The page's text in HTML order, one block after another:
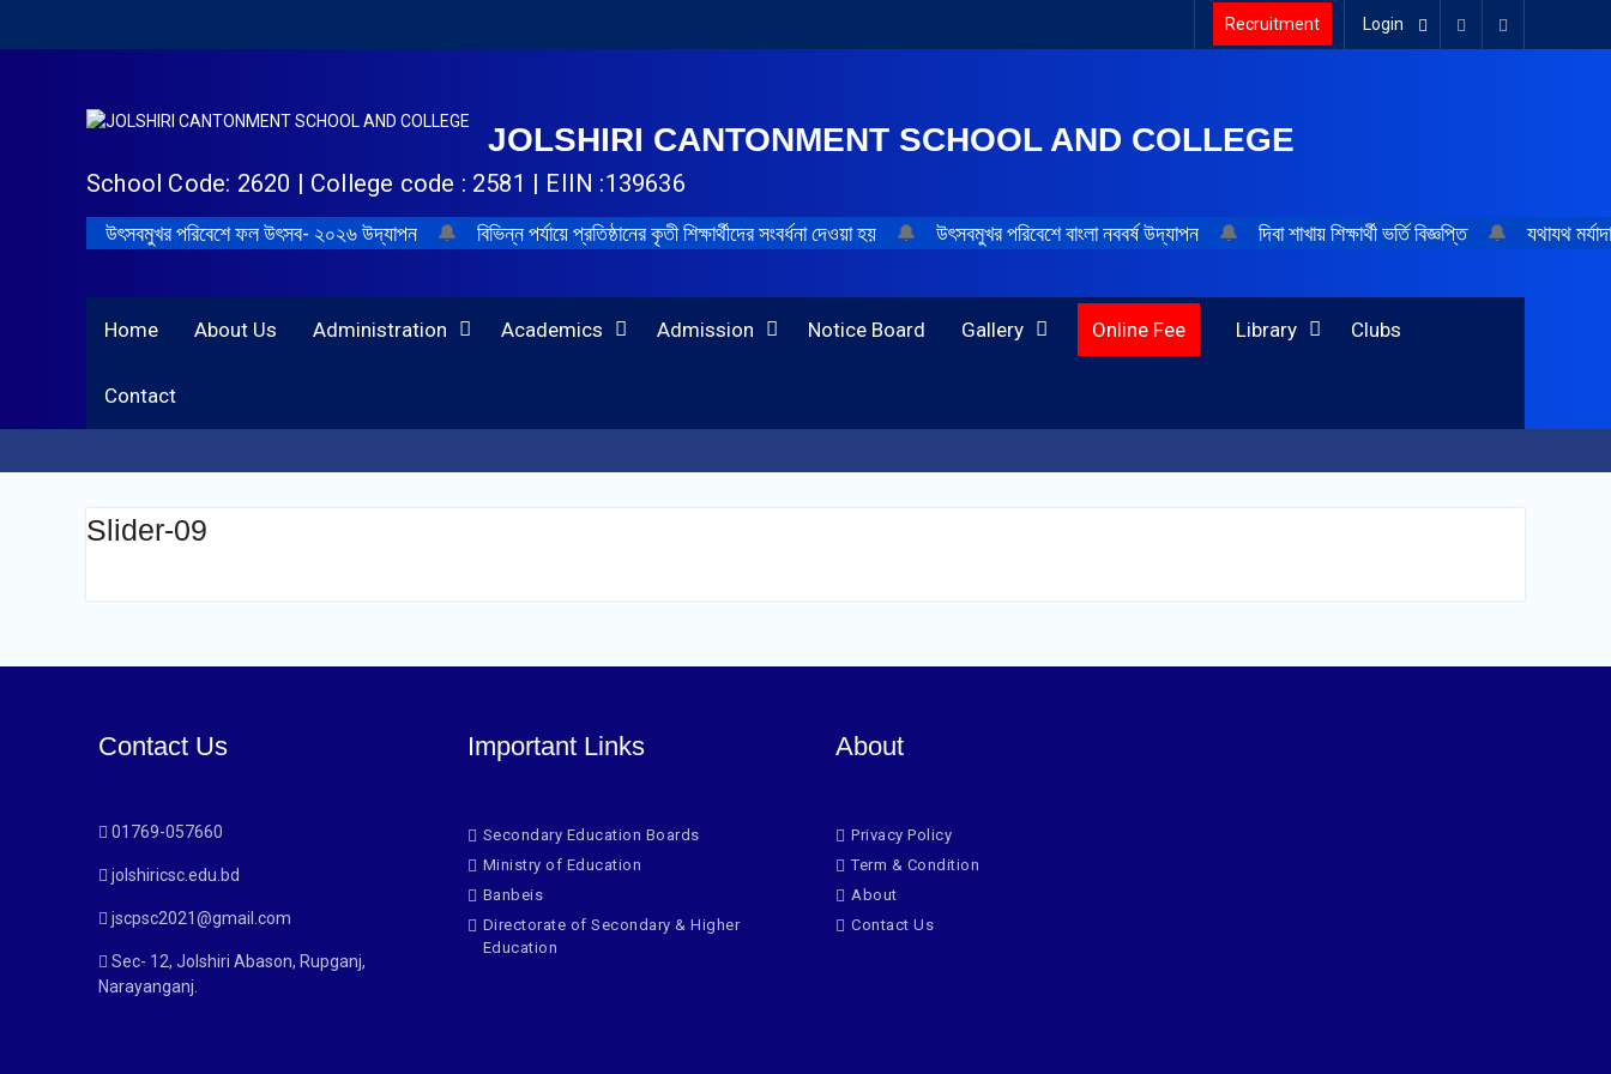
FacebookYoutube
Recruitment Login
JOLSHIRI CANTONMENT SCHOOL AND COLLEGE
School Code: 2620 | College code : 2581 | EIIN :139636
উৎসবমুখর পরিবেশে ফল উৎসব- ২০২৬ উদ্‌যাপন 🔔 বিভিন্ন পর্যায়ে প্রতিষ্ঠানের কৃতী শিক্ষার্থীদের সংবর্ধনা দেওয়া হয় 🔔 উৎসবমুখর পরিবেশে বাংলা নববর্ষ উদ্‌যাপন 🔔 দিবা শাখায় শিক্ষার্থী ভর্তি বিজ্ঞপ্তি 🔔 যথাযথ
Home About Us Administration Academics Admission Notice Board Gallery Online Fee Library Clubs
Contact
Slider-09
Contact Us
01769-057660
jolshiricsc.edu.bd
jscpsc2021@gmail.com
Sec- 12, Jolshiri Abason, Rupganj,
Narayanganj.
Important Links
Secondary Education Boards
Ministry of Education
Banbeis
Directorate of Secondary & Higher
Education
About
Privacy Policy
Term & Condition
About
Contact Us